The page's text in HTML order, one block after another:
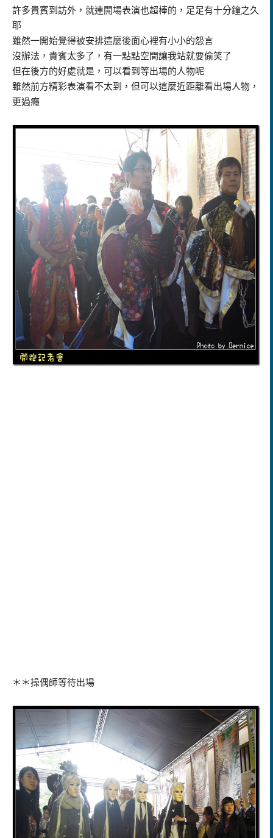
許多貴賓到訪外，就連開場表演也超棒的，足足有十分鐘之久
耶
雖然一開始覺得被安排這麼後面心裡有小小的怨言
沒辦法，貴賓太多了，有一點點空間讓我站就要偷笑了
但在後方的好處就是，可以看到等出場的人物呢
雖然前方精彩表演看不太到，但可以這麼近距離看出場人物，
更過癮
＊＊操偶師等待出場